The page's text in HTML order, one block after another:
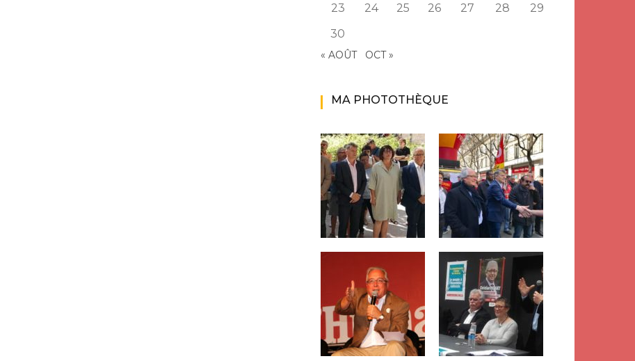
23
24 25 26 27 28
29
30
« AOÛT OCT »
MA PHOTOTHÈQUE